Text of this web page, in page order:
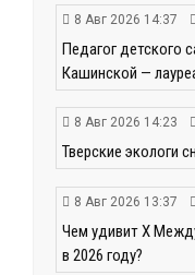
8 Авг 2026 14:37
Педагог детского
Кашинской —
8 Авг 2026 14:23
Тверские экологи
8 Авг 2026 13:37
Чем удивит X
в 2026 году?